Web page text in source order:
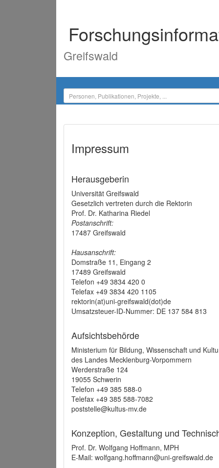
Greifswald
Impressum
Herausgeberin
Universität Greifswald
Gesetzlich vertreten durch die Rektorin
Prof. Dr. Katharina Riedel
Postanschrift:
17487 Greifswald
Hausanschrift:
Domstraße 11, Eingang 2
17489 Greifswald
Telefon +49 3834 420 0
Telefax +49 3834 420 1105
rektorin(at)uni-greifswald(dot)de
Umsatzsteuer-ID-Nummer: DE 137 584 813
Aufsichtsbehörde
Ministerium für Bildung, Wissenschaft und
des Landes Mecklenburg-Vorpommern
Werderstraße 124
19055 Schwerin
Telefon +49 385 588-0
Telefax +49 385 588-7082
poststelle@kultus-mv.de
Konzeption, Gestaltung und
Prof. Dr. Wolfgang Hoffmann, MPH
E-Mail: wolfgang.hoffmann@uni-greifswald.de